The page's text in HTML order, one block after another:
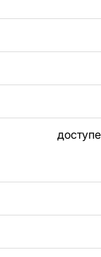
любой
изменения
с нами.
нужна помощь,